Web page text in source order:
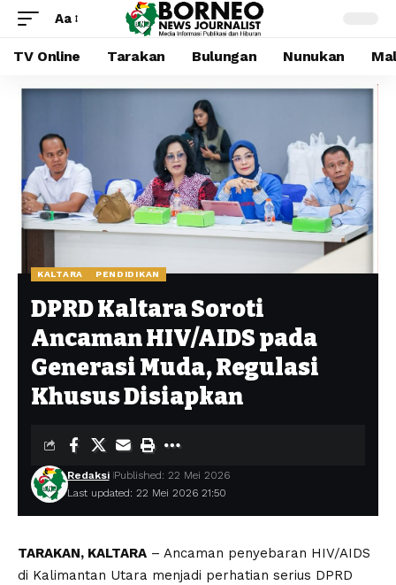
Aa
TV Online Tarakan Bulungan Nunukan
KALTARA PENDIDIKAN
DPRD Kaltara Soroti
Ancaman HIV/AIDS pada
Generasi Muda, Regulasi
Khusus Disiapkan
Last updated: 22 Mei 2026 21:50
Redaksi Published: 22 Mei 2026
TARAKAN, KALTARA – Ancaman penyebaran HIV/AIDS
di Kalimantan Utara menjadi perhatian serius DPRD